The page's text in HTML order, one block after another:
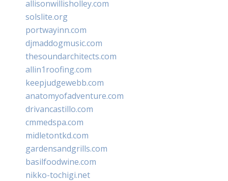
allisonwillisholley.com
solslite.org
portwayinn.com
djmaddogmusic.com
thesoundarchitects.com
allin1roofing.com
keepjudgewebb.com
anatomyofadventure.com
drivancastillo.com
cmmedspa.com
midletontkd.com
gardensandgrills.com
basilfoodwine.com
nikko-tochigi.net